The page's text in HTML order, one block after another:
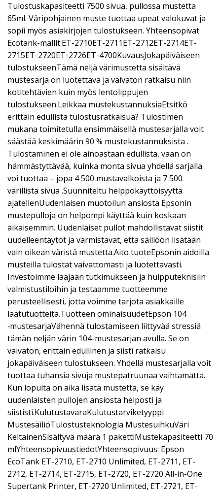
Tulostuskapasiteetti 7500 sivua, pullossa mustetta
65ml. Väripohjainen muste tuottaa upeat valokuvat ja
sopii myös asiakirjojen tulostukseen. Yhteensopivat
Ecotank-mallit:ET-2710ET-2711ET-2712ET-2714ET-
2715ET-2720ET-2726ET-4700KuvausJokapäiväiseen
tulostukseenTämä neljä värimustetta sisältävä
mustesarja on luotettava ja vaivaton ratkaisu niin
kotitehtävien kuin myös lentolippujen
tulostukseen.Leikkaa mustekustannuksiaEtsitkö
erittäin edullista tulostusratkaisua? Tulostimen
mukana toimitetulla ensimmäisellä mustesarjalla voit
säästää keskimäärin 90 % mustekustannuksista .
Tulostaminen ei ole ainoastaan edullista, vaan on
hämmästyttävää, kuinka monta sivua yhdellä sarjalla
voi tuottaa – jopa 4 500 mustavalkoista ja 7 500
värillistä sivua .Suunniteltu helppokäyttöisyyttä
ajatellenUudenlaisen muotoilun ansiosta Epsonin
mustepulloja on helpompi käyttää kuin koskaan
aikaisemmin. Uudenlaiset pullot mahdollistavat siistit
uudelleentäytöt ja varmistavat, että säiliöön lisätään
vain oikean väristä mustetta.Aito tuoteEpsonin aidoilla
musteilla tulostat vaivattomasti ja luotettavasti.
Investoimme laajaan tutkimukseen ja huipputeknisiin
valmistustiloihin ja testaamme tuotteemme
perusteellisesti, jotta voimme tarjota asiakkaille
laatutuotteita.Tuotteen ominaisuudetEpson 104
‑mustesarjaVähennä tulostamiseen liittyvää stressiä
tämän neljän värin 104-mustesarjan avulla. Se on
vaivaton, erittäin edullinen ja siisti ratkaisu
jokapäiväiseen tulostukseen. Yhdellä mustesarjalla voit
tuottaa tuhansia sivuja mustepatruunaa vaihtamatta.
Kun lopulta on aika lisätä mustetta, se käy
uudenlaisten pullojen ansiosta helposti ja
siististi.KulutustavaraKulutustarviketyyppi
MustesäiliöTulostusteknologia MustesuihkuVäri
KeltainenSisältyvä määrä 1 pakettiMustekapasiteetti 70
mlYhteensopivuustiedotYhteensopivuus: Epson
EcoTank ET-2710, ET-2710 Unlimited, ET-2711, ET-
2712, ET-2714, ET-2715, ET-2720, ET-2720 All-in-One
Supertank Printer, ET-2720 Unlimited, ET-2721, ET-